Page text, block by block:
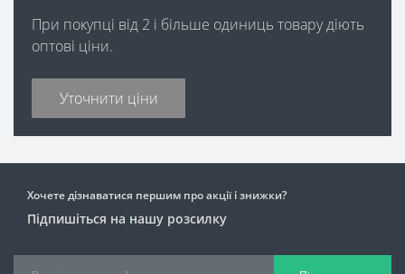
При покупці від 2 і більше одиниць товару діють
оптові ціни.
Уточнити ціни
Хочете дізнаватися першим про акції і знижки?
Підпишіться на нашу розсилку